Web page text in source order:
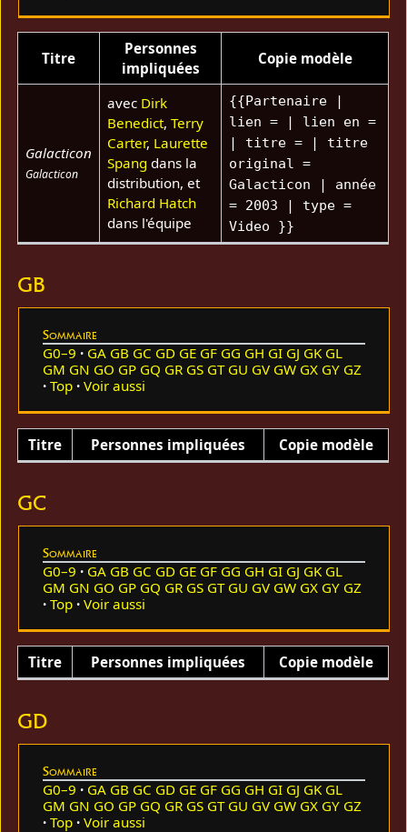
Titre
Personnes
impliquées
Copie modèle
Galacticon
Galacticon
avec Dirk
Benedict, Terry
Carter, Laurette
Spang dans la
distribution, et
Richard Hatch
dans l'équipe
{{Partenaire |
lien = | lien en =
| titre = | titre
original =
Galacticon | année
= 2003 | type =
Video }}
GB
Sommaire
G0–9 GA GB GC GD GE GF GG GH GI GJ GK GL
GM GN GO GP GQ GR GS GT GU GV GW GX GY GZ
Top
Voir aussi
Titre Personnes impliquées Copie modèle
GC
Sommaire
G0–9 GA GB GC GD GE GF GG GH GI GJ GK GL
GM GN GO GP GQ GR GS GT GU GV GW GX GY GZ
Top
Voir aussi
Titre Personnes impliquées Copie modèle
GD
Sommaire
G0–9 GA GB GC GD GE GF GG GH GI GJ GK GL
GM GN GO GP GQ GR GS GT GU GV GW GX GY GZ
Top
Voir aussi